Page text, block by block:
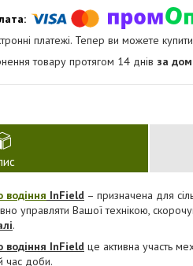
платежі. Тепер ви можете
товару протягом 14 днів за
водіння InField – призначена для
управляти Вашої технікою,
.
водіння InField це активна участь
час доби.